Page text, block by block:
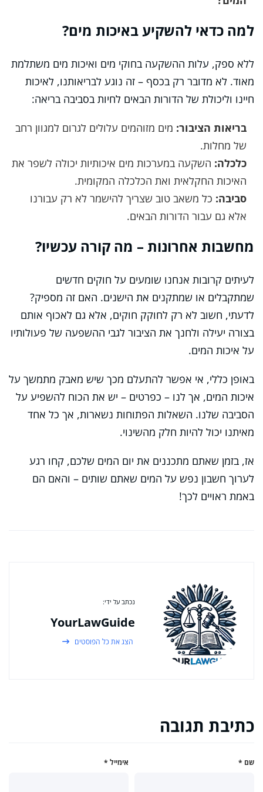
למה כדאי להשקיע באיכות מים?
ללא ספק, עלות ההשקעה בחוקי מים ואיכות מים משתלמת
מאוד. לא מדובר רק בכסף – זה נוגע לבריאותנו, לאיכות
חיינו וליכולת של הדורות הבאים לחיות בסביבה בריאה:
בריאות הציבור: מים מזוהמים עלולים לגרום למגוון רחב
של מחלות.
כלכלה: השקעה במערכות מים איכותיות יכולה לשפר את
האיכות החקלאית ואת הכלכלה המקומית.
סביבה: כל משאב טוב שצריך להישמר לא רק עבורנו
אלא גם עבור הדורות הבאים.
מחשבות אחרונות – מה קורה עכשיו?
לעיתים קרובות אנחנו שומעים על חוקים חדשים
שמתקבלים או שמתקנים את הישנים. האם זה מספיק?
לדעתי, חשוב לא רק לחוקק חוקים, אלא גם לאכוף אותם
בצורה יעילה ולחנך את הציבור לגבי ההשפעה של פעולותיו
על איכות המים.
באופן כללי, אי אפשר להתעלם מכך שיש מאבק מתמשך על
איכות המים, אך לנו – כפרטים – יש את הכוח להשפיע על
הסביבה שלנו. השאלות הפתוחות נשארות, אך כל אחד
מאיתנו יכול להיות חלק מהשינוי.
אז, בזמן שאתם מתכננים את יום המים שלכם, קחו רגע
לערוך חשבון נפש על המים שאתם שותים – והאם הם
באמת ראויים לכך!
נכתב על ידי:
YourLawGuide
הצג את כל הפוסטים
כתיבת תגובה
שם * אימייל *